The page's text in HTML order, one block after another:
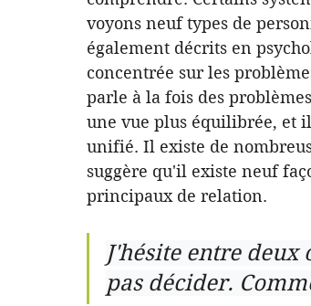
voyons neuf types de
également décrits en
concentrée sur les
parle à la fois des
une vue plus équilibrée, et
unifié. Il existe de
suggère qu'il existe neuf
principaux de relation.
J'hésite entre
pas décider.